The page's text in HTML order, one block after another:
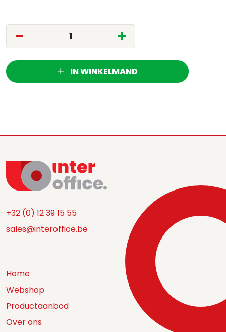
- +
IN WINKELMAND
+32 (0) 12 39 15 55
sales@interoffice.be
Home
Webshop
Productaanbod
Over ons